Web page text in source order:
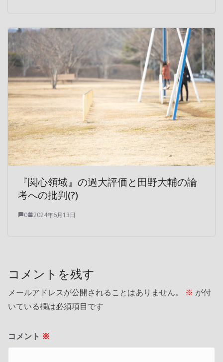
『関心領域』の過大評価と田野大輔の論
考への批判(?)
0 2024年6月13日
コメントを残す
メールアドレスが公開されることはありません。 ※ が付
いている欄は必須項目です
コメント ※